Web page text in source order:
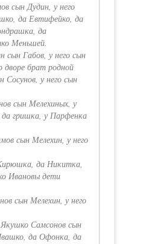
сын Дудин, у него
да Евтифейко, да
да
Меньшей.
сын Габов, у него сын
дворе брат родной
Сосунов, у него сын
сын Мелехиных, у
гришка, у Парфенка
сын Мелехин, у него
да Никитка,
Ивановы дети
сын Мелехин, у него
Самсонов сын
да Офонка, да